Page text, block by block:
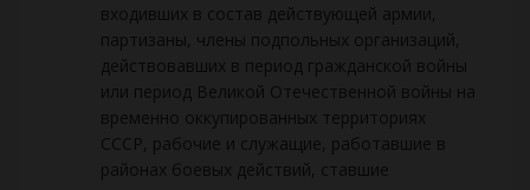
входивших в состав действующей армии,
партизаны, члены подпольных организаций,
действовавших в период гражданской войны
или период Великой Отечественной войны на
временно оккупированных территориях
СССР, рабочие и служащие, работавшие в
районах боевых действий, ставшие